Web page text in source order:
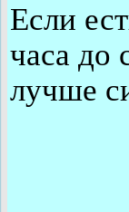
Если
часа до
лучше